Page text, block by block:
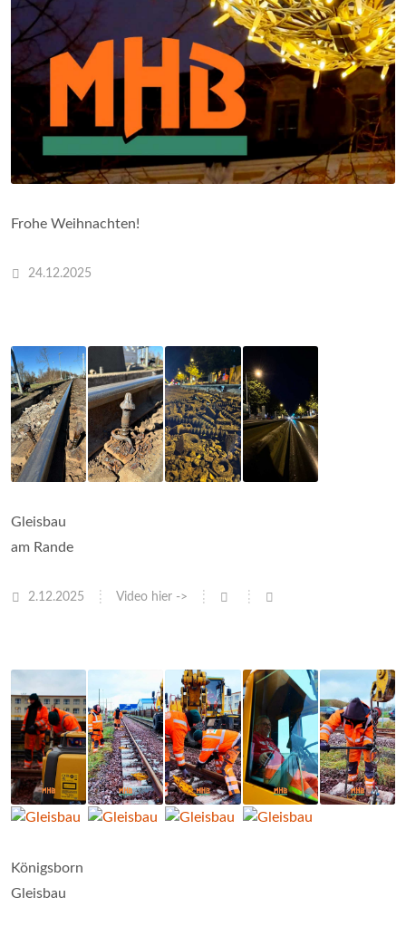
Frohe Weihnachten!
24.12.2025
Gleisbau
am Rande
2.12.2025 Video hier ->
Königsborn
Gleisbau